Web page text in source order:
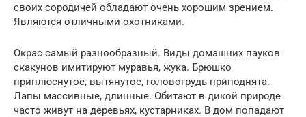
своих сородичей обладают очень хорошим зрением.
Являются отличными охотниками.
Окрас самый разнообразный. Виды домашних пауков
скакунов имитируют муравья, жука. Брюшко
приплюснутое, вытянутое, головогрудь приподнята.
Лапы массивные, длинные. Обитают в дикой природе
часто живут на деревьях, кустарниках. В дом попадают